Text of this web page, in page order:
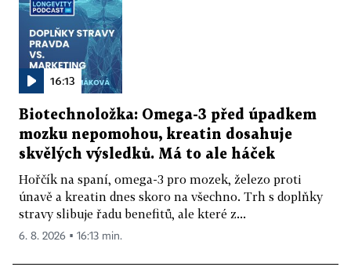
16:13
Biotechnoložka: Omega-3 před úpadkem
mozku nepomohou, kreatin dosahuje
skvělých výsledků. Má to ale háček
Hořčík na spaní, omega-3 pro mozek, železo proti
únavě a kreatin dnes skoro na všechno. Trh s doplňky
stravy slibuje řadu benefitů, ale které z...
6. 8. 2026 ▪ 16:13 min.